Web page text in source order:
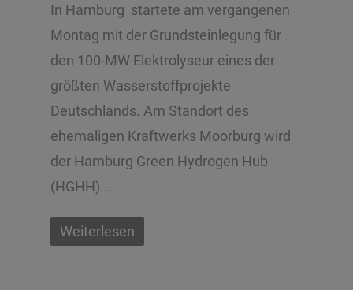
In Hamburg startete am vergangenen
Montag mit der Grundsteinlegung für
den 100-MW-Elektrolyseur eines der
größten Wasserstoffprojekte
Deutschlands. Am Standort des
ehemaligen Kraftwerks Moorburg wird
der Hamburg Green Hydrogen Hub
(HGHH)...
Weiterlesen